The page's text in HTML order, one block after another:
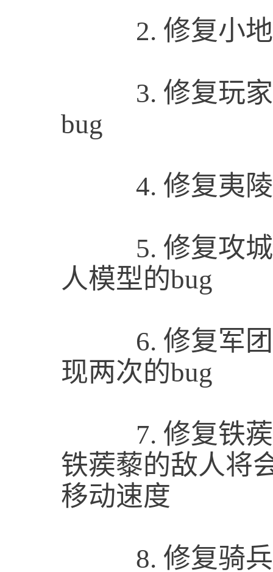
2. 修复小
3. 修复玩
bug
4. 修复夷
5. 修复攻
人模型的bug
6. 修复军
现两次的bug
7. 修复铁
铁蒺藜的敌人将
移动速度
8. 修复骑